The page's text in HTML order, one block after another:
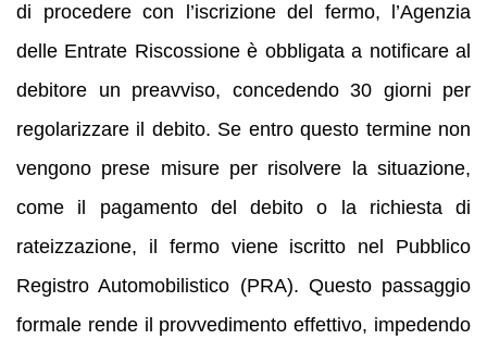
di procedere con l’iscrizione del fermo, l’Agenzia
delle Entrate Riscossione è obbligata a notificare al
debitore un preavviso, concedendo 30 giorni per
regolarizzare il debito. Se entro questo termine non
vengono prese misure per risolvere la situazione,
come il pagamento del debito o la richiesta di
rateizzazione, il fermo viene iscritto nel Pubblico
Registro Automobilistico (PRA). Questo passaggio
formale rende il provvedimento effettivo, impedendo